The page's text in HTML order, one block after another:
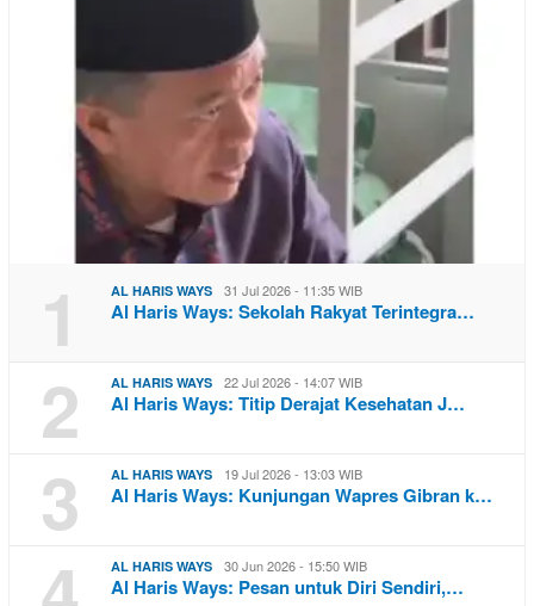
1 AL HARIS WAYS 31 Jul 2026 - 11:35 WIB
Al Haris Ways: Sekolah Rakyat Terintegra…
2 AL HARIS WAYS 22 Jul 2026 - 14:07 WIB
Al Haris Ways: Titip Derajat Kesehatan J…
3 AL HARIS WAYS 19 Jul 2026 - 13:03 WIB
Al Haris Ways: Kunjungan Wapres Gibran k…
AL HARIS WAYS 30 Jun 2026 - 15:50 WIB
Al Haris Ways: Pesan untuk Diri Sendiri,…